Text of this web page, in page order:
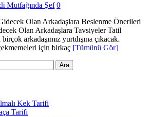
Mutfağında Şef 0
Olan Arkadaşlara Beslenme Önerileri
Olan Arkadaşlara Tavsiyeler Tatil
arkadaşımız yurtdışına çıkacak.
için birkaç [Tümünü Gör]
Kek Tarifi
Tarifi